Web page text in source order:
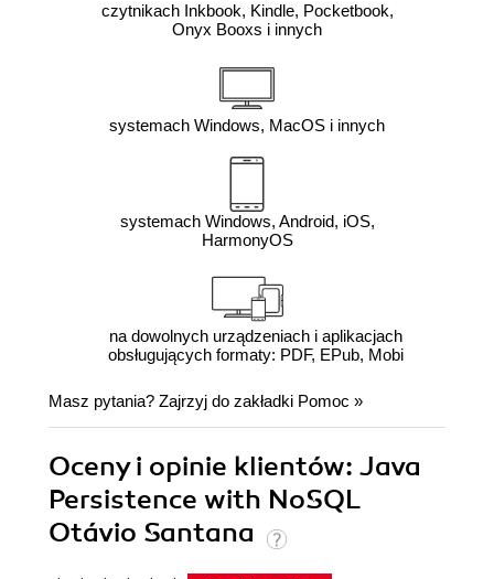
czytnikach Inkbook, Kindle, Pocketbook,
Onyx Booxs i innych
systemach Windows, MacOS i innych
systemach Windows, Android, iOS,
HarmonyOS
na dowolnych urządzeniach i aplikacjach
obsługujących formaty: PDF, EPub, Mobi
Masz pytania? Zajrzyj do zakładki Pomoc »
Oceny i opinie klientów: Java
Persistence with NoSQL
Otávio Santana